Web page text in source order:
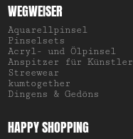
WEGWEISER
Aquarellpinsel
Pinselsets
Acryl- und Ölpinsel
Anspitzer für Künstler
Streewear
kumtogether
Dingens & Gedöns
HAPPY SHOPPING